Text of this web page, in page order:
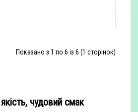
Показано з 1 по 6 із 6 (1 сторінок)
чудовий смак